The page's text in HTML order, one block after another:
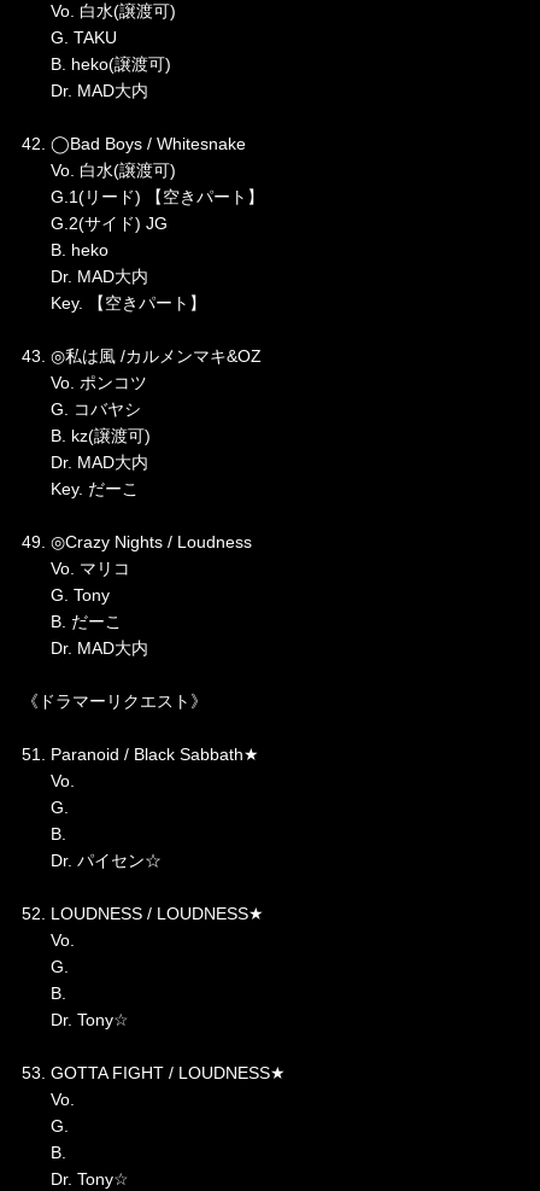
Vo. 白水(譲渡可)
G. TAKU
B. heko(譲渡可)
Dr. MAD大内
42. ◯Bad Boys / Whitesnake
Vo. 白水(譲渡可)
G.1(リード) 【空きパート】
G.2(サイド) JG
B. heko
Dr. MAD大内
Key. 【空きパート】
43. ◎私は風 /カルメンマキ&OZ
Vo. ポンコツ
G. コバヤシ
B. kz(譲渡可)
Dr. MAD大内
Key. だーこ
49. ◎Crazy Nights / Loudness
Vo. マリコ
G. Tony
B. だーこ
Dr. MAD大内
《ドラマーリクエスト》
51. Paranoid / Black Sabbath★
Vo.
G.
B.
Dr. パイセン☆
52. LOUDNESS / LOUDNESS★
Vo.
G.
B.
Dr. Tony☆
53. GOTTA FIGHT / LOUDNESS★
Vo.
G.
B.
Dr. Tony☆